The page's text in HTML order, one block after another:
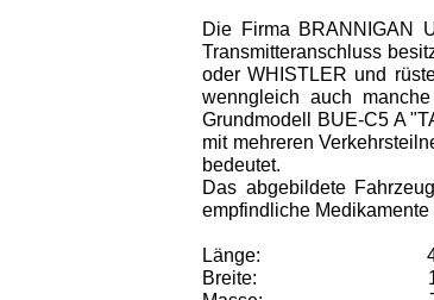
Die Firma BRANNIGAN
Transmitteranschluss
oder WHISTLER und
wenngleich auch
Grundmodell BUE-C5 A
mit mehreren
bedeutet.
Das abgebildete
empfindliche
Länge:
Breite: